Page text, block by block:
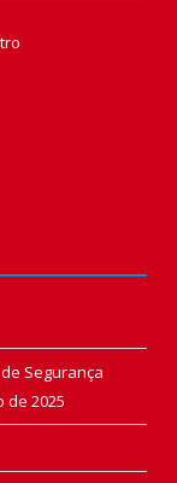
Segurança
de 2025